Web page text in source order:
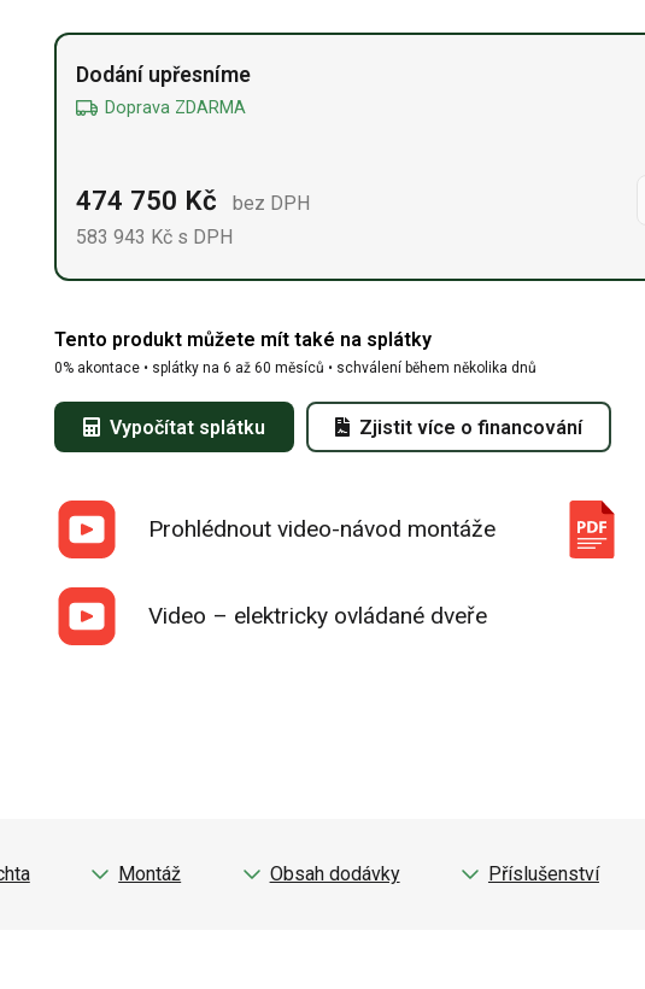
Alternative:
Dodání upřesníme
Doprava ZDARMA
474 750 Kč
bez DPH
583 943 Kč s DPH
Tento produkt můžete mít také na splátky
0% akontace • splátky na 6 až 60 měsíců • schválení během několika dnů
Vypočítat splátku Zjistit více o financování
Prohlédnout video-návod montáže
Video – elektricky ovládané dveře
Montáž Obsah dodávky Příslušenství